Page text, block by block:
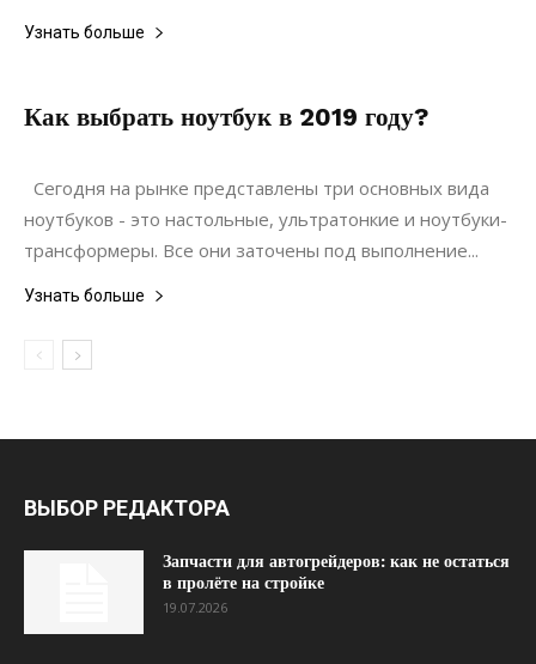
Узнать больше
Как выбрать ноутбук в 2019 году?
28.02.2019
Сегодня на рынке представлены три основных вида
ноутбуков - это настольные, ультратонкие и ноутбуки-
трансформеры. Все они заточены под выполнение...
Узнать больше
ВЫБОР РЕДАКТОРА
Запчасти для автогрейдеров: как не остаться
в пролёте на стройке
19.07.2026